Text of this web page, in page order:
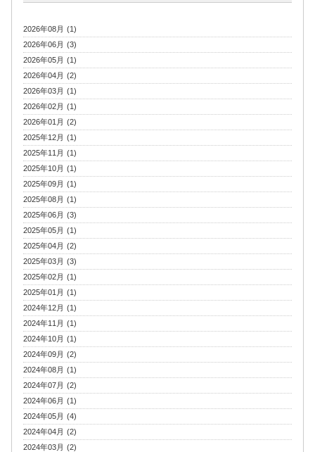
2026年08月 (1)
2026年06月 (3)
2026年05月 (1)
2026年04月 (2)
2026年03月 (1)
2026年02月 (1)
2026年01月 (2)
2025年12月 (1)
2025年11月 (1)
2025年10月 (1)
2025年09月 (1)
2025年08月 (1)
2025年06月 (3)
2025年05月 (1)
2025年04月 (2)
2025年03月 (3)
2025年02月 (1)
2025年01月 (1)
2024年12月 (1)
2024年11月 (1)
2024年10月 (1)
2024年09月 (2)
2024年08月 (1)
2024年07月 (2)
2024年06月 (1)
2024年05月 (4)
2024年04月 (2)
2024年03月 (2)